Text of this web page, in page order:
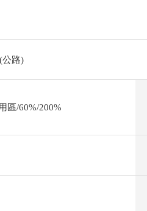
公路)
區/60%/200%